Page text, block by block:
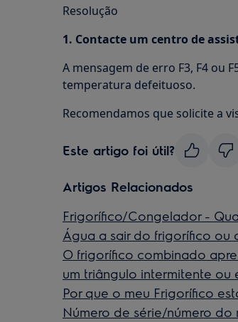
Resolução
1. Contacte um centro de
A mensagem de erro F3, F4 ou
temperatura defeituoso.
Recomendamos que solicite a
Este artigo foi útil?
Artigos Relacionados
Frigorífico/Congelador -
Água a sair do frigorífico ou
O frigorífico combinado
um triângulo intermitente ou
Por que o meu Frigorífico
Número de série/número